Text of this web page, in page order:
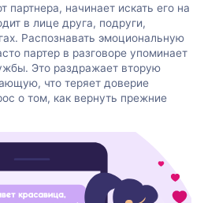
начинает искать его на
в лице друга, подруги,
Распознавать эмоциональную
партер в разговоре упоминает
Это раздражает вторую
что теряет доверие
о том, как вернуть прежние